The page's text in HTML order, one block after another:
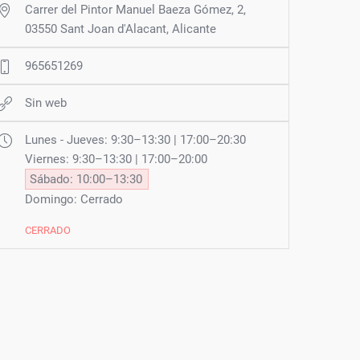
Carrer del Pintor Manuel Baeza Gómez, 2,
03550 Sant Joan d'Alacant, Alicante
965651269
Sin web
Lunes - Jueves: 9:30–13:30 | 17:00–20:30
Viernes: 9:30–13:30 | 17:00–20:00
Sábado: 10:00–13:30
Domingo: Cerrado
CERRADO